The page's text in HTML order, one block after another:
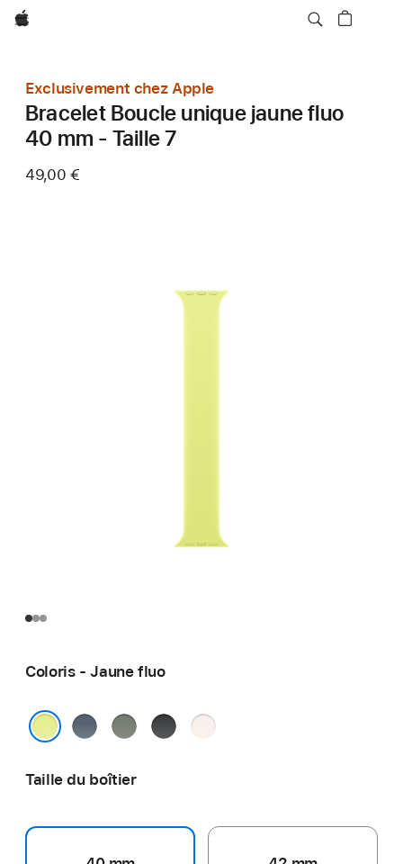
Apple
Exclusivement chez Apple
Bracelet Boucle unique jaune fluo
40 mm - Taille 7
49,00 €
Coloris - Jaune fluo
Bleu
Gris
Noir
Rose
Taille du boîtier